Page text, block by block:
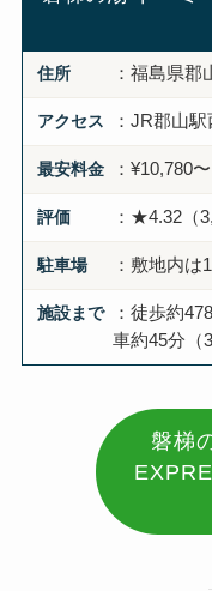
住所 ：福島県郡
アクセス ：JR郡山
最安料金 ：¥10,780〜
評価 ：★4.32（
駐車場 ：敷地内は
施設まで
：徒歩約
車約45分（
磐梯